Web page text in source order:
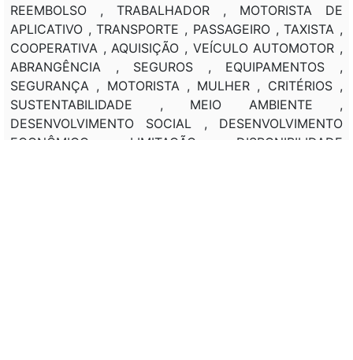
REEMBOLSO , TRABALHADOR , MOTORISTA DE
APLICATIVO , TRANSPORTE , PASSAGEIRO , TAXISTA ,
COOPERATIVA , AQUISIÇÃO , VEÍCULO AUTOMOTOR ,
ABRANGÊNCIA , SEGUROS , EQUIPAMENTOS ,
SEGURANÇA , MOTORISTA , MULHER , CRITÉRIOS ,
SUSTENTABILIDADE , MEIO AMBIENTE ,
DESENVOLVIMENTO SOCIAL , DESENVOLVIMENTO
ECONÔMICO , LIMITAÇÃO , DISPONIBILIDADE